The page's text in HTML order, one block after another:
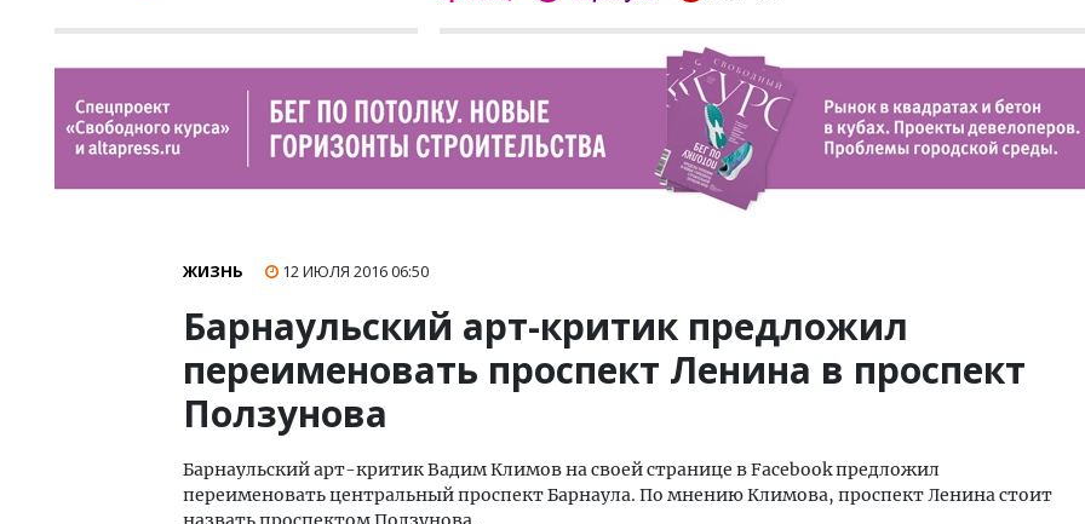
ЖИЗНЬ 12 ИЮЛЯ 201606:50
Барнаульский арт-критик предложил
переименовать проспект Ленина в проспект
Ползунова
Барнаульский арт-критик Вадим Климов на своей странице в Facebook предложил
переименовать центральный проспект Барнаула. По мнению Климова, проспект Ленина стоит